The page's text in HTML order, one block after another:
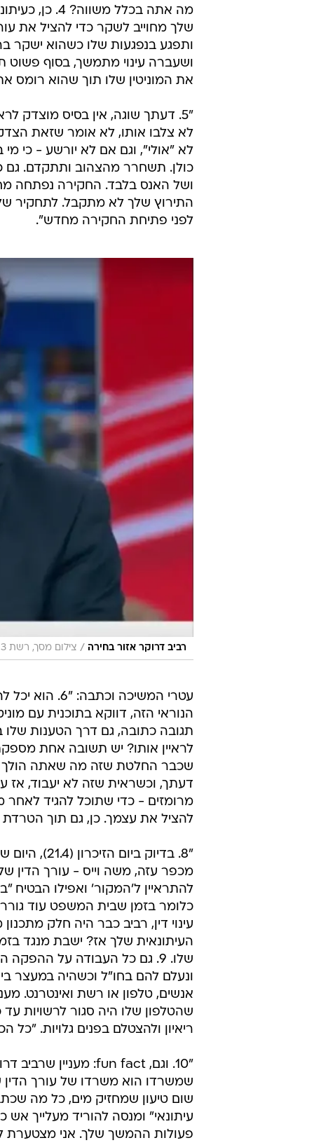
תיקים פתוחים במשטרה ולא יכול
נקרא 'ריאיון'. 2.
בישיבה מול המצלמה, הם הופתעו
ההשוואה עצמה היא ניסיון להנדס
"3. כמה שטויות לגבי מה שכתבת
להתכונן לתשובות מוטות
ללא תחתית, וככל שלא היה עם כל
שלך מחוייב לשקר כדי להציל את
ותפגע בנפגעות שלו כשהוא ישקר
ושעברה עינוי מתמשך, בסוף פשוט
את המוניטין שלו תוך שהוא
"5. דעתך שוגה, אין בסיס מוצדק
לא "אולי", וגם אם לא יורשע - כי
כולן. תשחרר מהצהוב ותתקדם.
התירוץ שלך לא מתקבל. לתחקיר
לפני פתיחת החקירה מחדש".
רביב דרוקר אזור בחירה / צילום מסך, רשת 13
עטרי המשיכה
הנוראי הזה, דווקא בתוכנית עם
תגובה כתובה, גם דרך הטענות
שכבר החלטת שזה מה שאתה הולך
דעתך, וכשראית שזה לא יעבוד, אז
מרומזים - כדי שתוכל להגיד
להציל את עצמך. כן, גם תוך הטרדת
מכפר עזה, משה וייס - עורך
להתראיין ל'המקור' ואפילו הבטיח
כלומר בזמן שבית המשפט עוד
עינוי דין, רביב כבר היה חלק
העיתונאית שלך אז? ישבת
שלו. 9. גם כל העבודה על
ונעלם להם בחו"ל וכשהיה במעצר